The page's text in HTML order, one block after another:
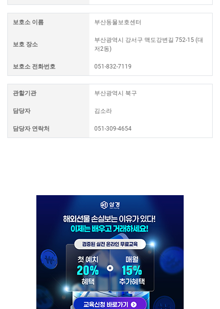
보호소 이름 부산동물보호센터
보호 장소
부산광역시 강서구 맥도강변길 752-15 (대
저2동)
보호소 전화번호 051-832-7119
관할기관 부산광역시 북구
담당자 김소라
담당자 연락처 051-309-4654